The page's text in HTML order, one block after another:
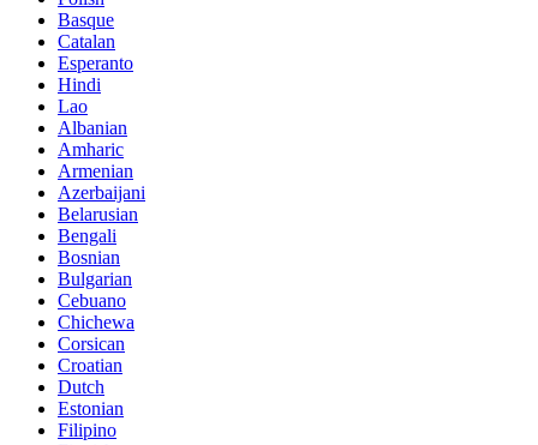
Basque
Catalan
Esperanto
Hindi
Lao
Albanian
Amharic
Armenian
Azerbaijani
Belarusian
Bengali
Bosnian
Bulgarian
Cebuano
Chichewa
Corsican
Croatian
Dutch
Estonian
Filipino